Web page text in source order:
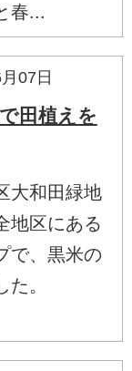
春...
07日
田植えを
大和田緑地
地区にある
で、黒米の
。